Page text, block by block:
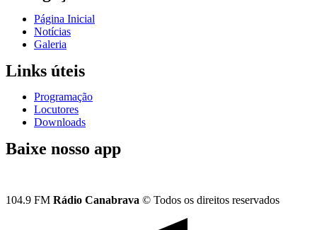
Página Inicial
Notícias
Galeria
Links úteis
Programação
Locutores
Downloads
Baixe nosso app
104.9 FM Rádio Canabrava © Todos os direitos reservados